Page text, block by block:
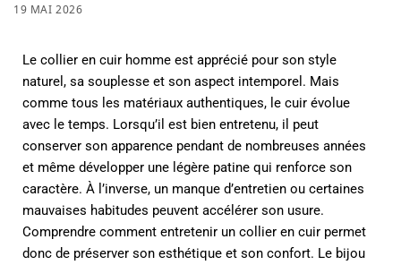
19 MAI 2026
Le collier en cuir homme est apprécié pour son style
naturel, sa souplesse et son aspect intemporel. Mais
comme tous les matériaux authentiques, le cuir évolue
avec le temps. Lorsqu’il est bien entretenu, il peut
conserver son apparence pendant de nombreuses années
et même développer une légère patine qui renforce son
caractère. À l’inverse, un manque d’entretien ou certaines
mauvaises habitudes peuvent accélérer son usure.
Comprendre comment entretenir un collier en cuir permet
donc de préserver son esthétique et son confort. Le bijou